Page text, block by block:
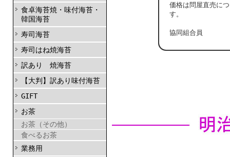
食卓海苔焼・味付海苔・
韓国海苔
寿司海苔
寿司はね焼海苔
訳あり 焼海苔
【大判】訳あり味付海苔
GIFT
お茶
お茶（その他）
食べるお茶
業務用
価格は問屋直売に
す。
協同組合員